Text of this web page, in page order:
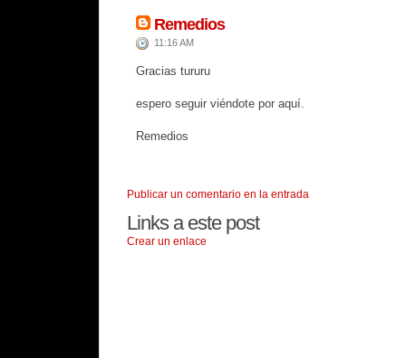
Remedios
11:16 AM
Gracias tururu
espero seguir viéndote por aquí.
Remedios
Publicar un comentario en la entrada
Links a este post
Crear un enlace